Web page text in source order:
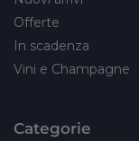
Offerte
In scadenza
Vini e Champagne
Categorie